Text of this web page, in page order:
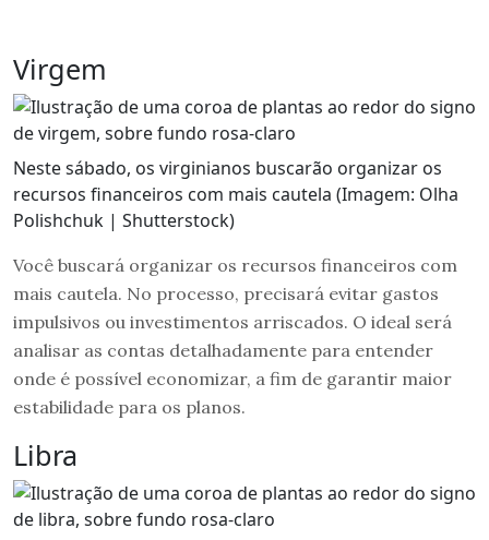
Virgem
Neste sábado, os virginianos buscarão organizar os
recursos financeiros com mais cautela (Imagem: Olha
Polishchuk | Shutterstock)
Você buscará organizar os recursos financeiros com
mais cautela. No processo, precisará evitar gastos
impulsivos ou investimentos arriscados. O ideal será
analisar as contas detalhadamente para entender
onde é possível economizar, a fim de garantir maior
estabilidade para os planos.
Libra